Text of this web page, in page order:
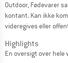
Outdoor, Fødevarer
kontant. Kan ikke
videregives eller
Highlights
En oversigt over